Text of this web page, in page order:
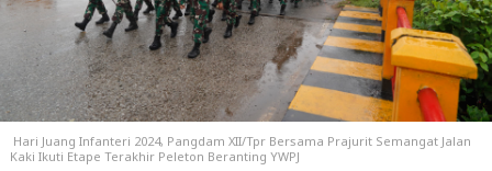
Hari Juang Infanteri 2024, Pangdam XII/Tpr Bersama Prajurit Semangat Jalan
Kaki Ikuti Etape Terakhir Peleton Beranting YWPJ